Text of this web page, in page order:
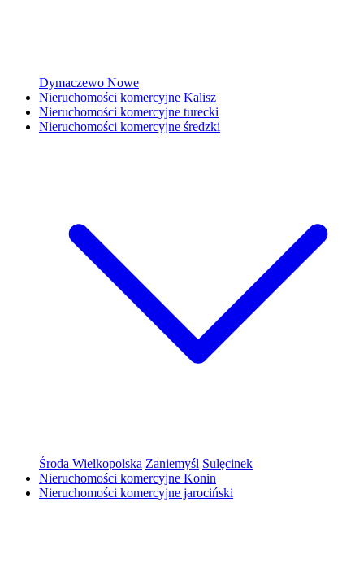
Dymaczewo Nowe
Nieruchomości komercyjne Kalisz
Nieruchomości komercyjne turecki
Nieruchomości komercyjne średzki
Środa Wielkopolska Zaniemyśl Sulęcinek
Nieruchomości komercyjne Konin
Nieruchomości komercyjne jarociński